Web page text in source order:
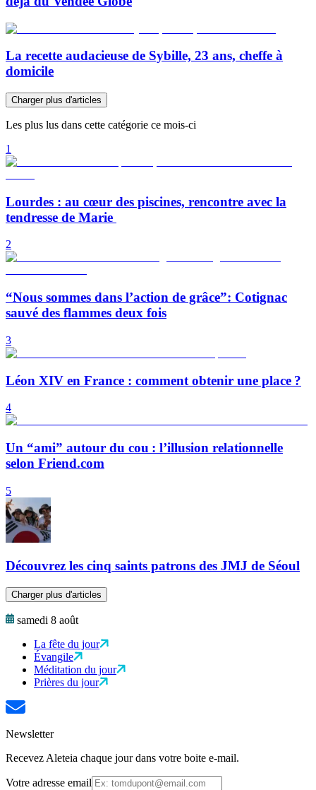
La recette audacieuse de Sybille, 23 ans, cheffe à
domicile
Charger plus d'articles
Les plus lus dans cette catégorie ce mois-ci
1
Lourdes : au cœur des piscines, rencontre avec la
tendresse de Marie
2
“Nous sommes dans l’action de grâce”: Cotignac
sauvé des flammes deux fois
3
Léon XIV en France : comment obtenir une place ?
4
Un “ami” autour du cou : l’illusion relationnelle
selon Friend.com
5
Découvrez les cinq saints patrons des JMJ de Séoul
Charger plus d'articles
samedi 8 août
La fête du jour
Évangile
Méditation du jour
Prières du jour
Newsletter
Recevez Aleteia chaque jour dans votre boite e-mail.
Votre adresse email